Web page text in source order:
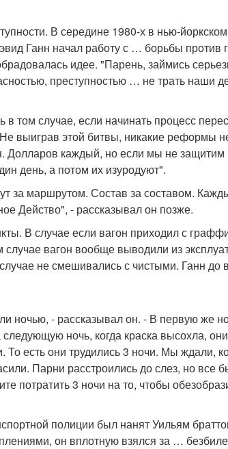
В середине 1980-х в нью-
Ганн начал работу с … борьбы против
идее. "Парень, займись
преступностью … не трать наши
том случае, если начинать процесс
выиграв этой битвы, никакие реформы
Долларов каждый, но если мы не защитим
день, а потом их изуродуют".
за маршрутом. Состав за составом.
Действо", - рассказывал он позже.
В случае если вагон приходил с
вагон вообще выводили из
не смешивались с чистыми. Ганн до
ночью, - рассказывал он. - В первую же
ночь, когда краска высохла,
То есть они трудились 3 ночи. Мы ждали,
Парни расстроились до слез, но все
потратить 3 ночи на то, чтобы
полиции был нанят Уильям
он вплотную взялся за …